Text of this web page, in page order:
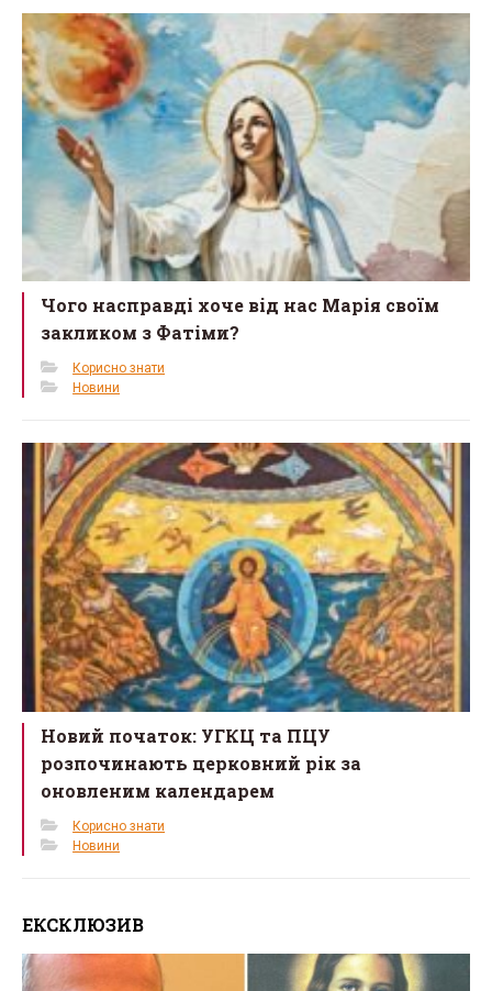
Чого насправді хоче від нас Марія своїм
закликом з Фатіми?
Корисно знати
Новини
Новий початок: УГКЦ та ПЦУ
розпочинають церковний рік за
оновленим календарем
Корисно знати
Новини
ЕКСКЛЮЗИВ